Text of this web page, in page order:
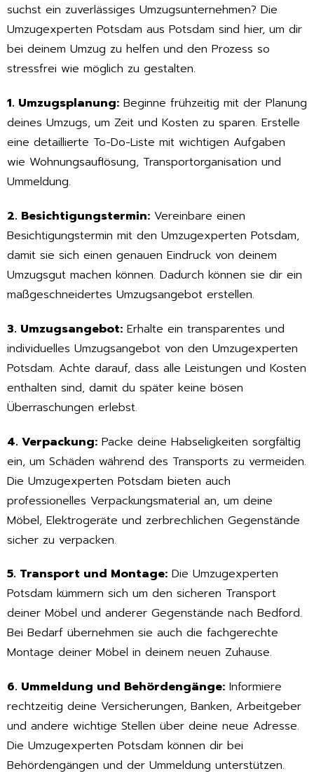
suchst ein zuverlässiges Umzugsunternehmen? Die
Umzugexperten Potsdam aus Potsdam sind hier, um dir
bei deinem Umzug zu helfen und den Prozess so
stressfrei wie möglich zu gestalten.
1. Umzugsplanung: Beginne frühzeitig mit der Planung
deines Umzugs, um Zeit und Kosten zu sparen. Erstelle
eine detaillierte To-Do-Liste mit wichtigen Aufgaben
wie Wohnungsauflösung, Transportorganisation und
Ummeldung.
2. Besichtigungstermin: Vereinbare einen
Besichtigungstermin mit den Umzugexperten Potsdam,
damit sie sich einen genauen Eindruck von deinem
Umzugsgut machen können. Dadurch können sie dir ein
maßgeschneidertes Umzugsangebot erstellen.
3. Umzugsangebot: Erhalte ein transparentes und
individuelles Umzugsangebot von den Umzugexperten
Potsdam. Achte darauf, dass alle Leistungen und Kosten
enthalten sind, damit du später keine bösen
Überraschungen erlebst.
4. Verpackung: Packe deine Habseligkeiten sorgfältig
ein, um Schäden während des Transports zu vermeiden.
Die Umzugexperten Potsdam bieten auch
professionelles Verpackungsmaterial an, um deine
Möbel, Elektrogeräte und zerbrechlichen Gegenstände
sicher zu verpacken.
5. Transport und Montage: Die Umzugexperten
Potsdam kümmern sich um den sicheren Transport
deiner Möbel und anderer Gegenstände nach Bedford.
Bei Bedarf übernehmen sie auch die fachgerechte
Montage deiner Möbel in deinem neuen Zuhause.
6. Ummeldung und Behördengänge: Informiere
rechtzeitig deine Versicherungen, Banken, Arbeitgeber
und andere wichtige Stellen über deine neue Adresse.
Die Umzugexperten Potsdam können dir bei
Behördengängen und der Ummeldung unterstützen.